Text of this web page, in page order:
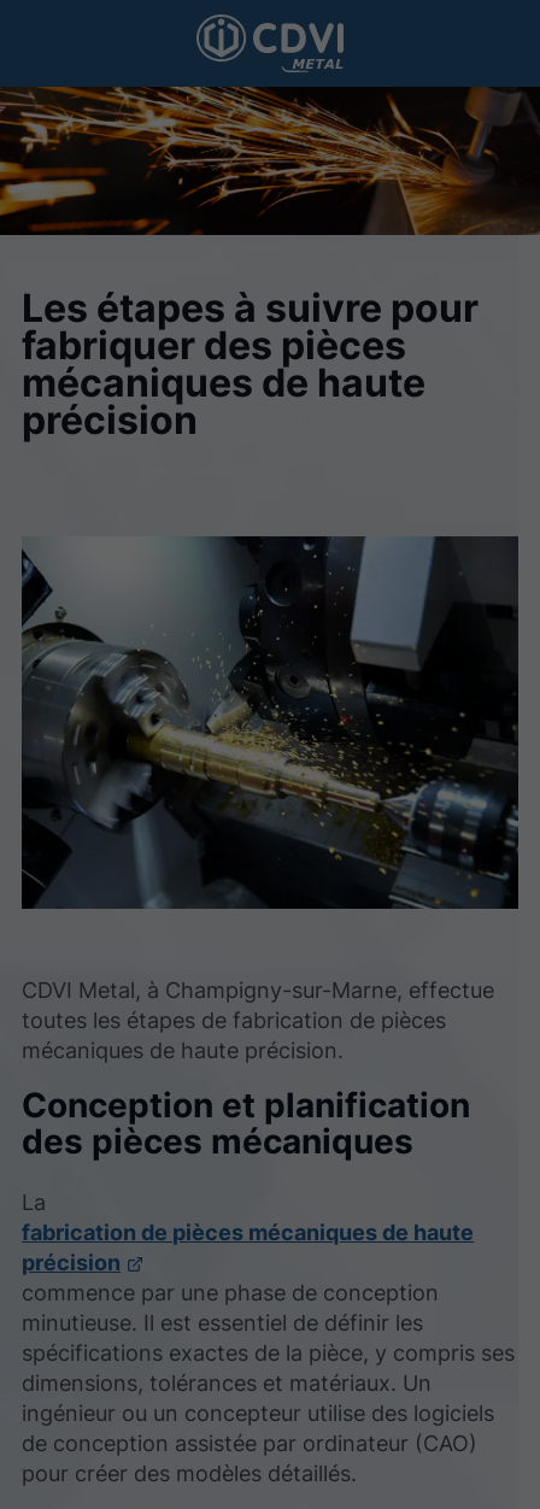
Les étapes à suivre pour
fabriquer des pièces
mécaniques de haute
précision
CDVI Metal, à Champigny-sur-Marne, effectue
toutes les étapes de fabrication de pièces
mécaniques de haute précision.
Conception et planification
des pièces mécaniques
La
fabrication de pièces mécaniques de haute
précision
commence par une phase de conception
minutieuse. Il est essentiel de définir les
spécifications exactes de la pièce, y compris ses
dimensions, tolérances et matériaux. Un
ingénieur ou un concepteur utilise des logiciels
de conception assistée par ordinateur (CAO)
pour créer des modèles détaillés.